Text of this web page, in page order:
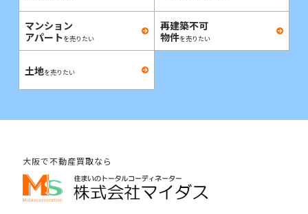
マンション
アパートを売りたい
再建築不可
物件を売りたい
土地を売りたい
大阪で不動産買取なら